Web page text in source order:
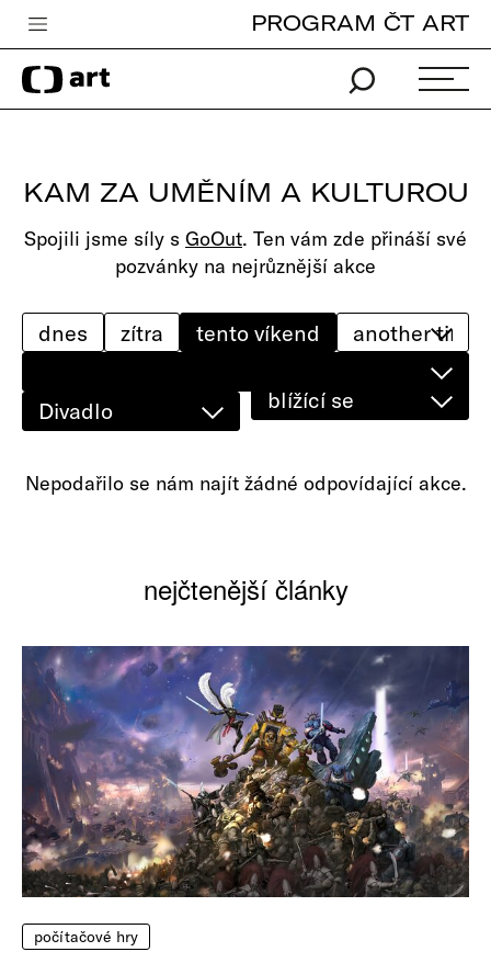
Česká televize
Zpravodajství
iVysílání
TV program
edu
PROGRAM ČT ART
KAM ZA UMĚNÍM A KULTUROU
Spojili jsme síly s GoOut. Ten vám zde přináší své
pozvánky na nejrůznější akce
Divadlo
dnes zítra tento víkend
blížící se
Nepodařilo se nám najít žádné odpovídající akce.
nejčtenější články
počítačové hry